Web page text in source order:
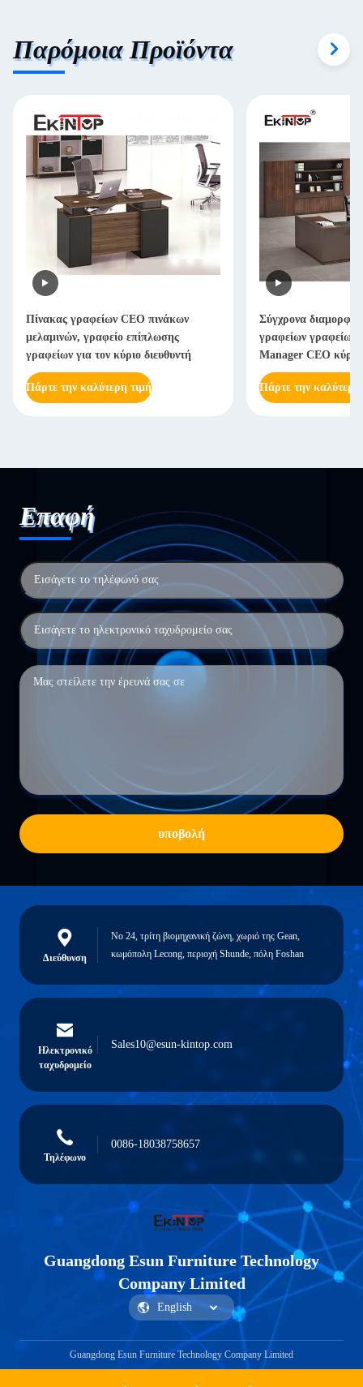
Παρόμοια Προϊόντα
Πίνακας γραφείων CEO πινάκων
μελαμινών, γραφείο επίπλωσης
γραφείων για τον κύριο διευθυντή
Πάρτε την καλύτερη τιμή
Σύγχρονα
γραφείων γραφείων
Manager CEO
Πάρτε την καλύτερη
Επαφή
υποβολή
Διεύθυνση
Νο 24, τρίτη βιομηχανική ζώνη, χωριό της Gean,
κωμόπολη Lecong, περιοχή Shunde, πόλη Foshan
Ηλεκτρονικό
ταχυδρομείο
Sales10@esun-kintop.com
Τηλέφωνο
0086-18038758657
Guangdong Esun Furniture Technology
Company Limited
Guangdong Esun Furniture Technology Company Limited